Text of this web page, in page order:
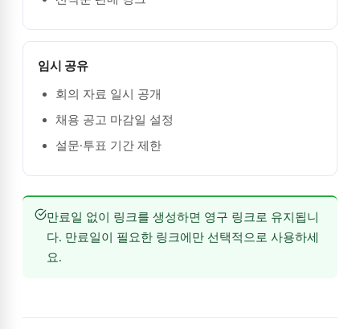
임시 공유
회의 자료 일시 공개
채용 공고 마감일 설정
설문·투표 기간 제한
만료일 없이 링크를 생성하면 영구 링크로 유지됩니
다. 만료일이 필요한 링크에만 선택적으로 사용하세
요.